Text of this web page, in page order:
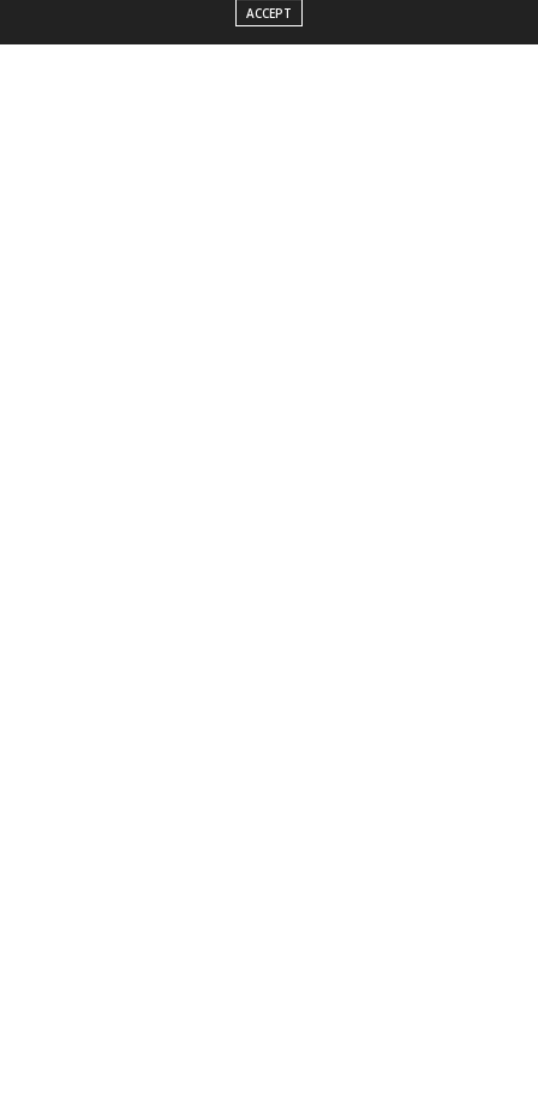
integriert. Damit kann schnell überprüft werden, ob
Substanzen und die Inhaltsstoffe im Futter entsprechend
ACCEPT